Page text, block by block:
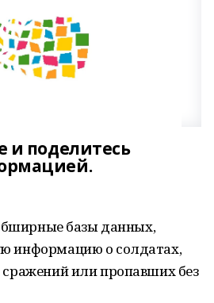
и поделитесь
базы данных,
информацию о солдатах,
или пропавших без